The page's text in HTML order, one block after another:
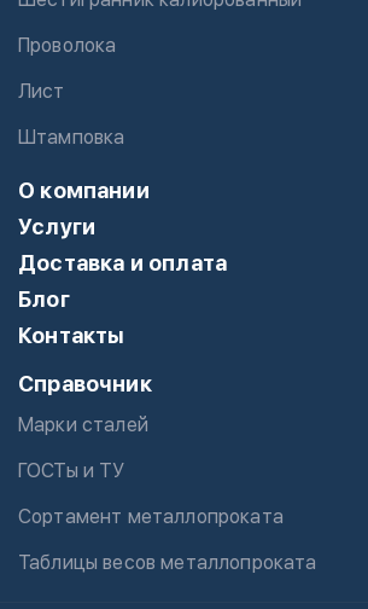
Проволока
Лист
Штамповка
О компании
Услуги
Доставка и оплата
Блог
Контакты
Справочник
Марки сталей
ГОСТы и ТУ
Сортамент металлопроката
Таблицы весов металлопроката